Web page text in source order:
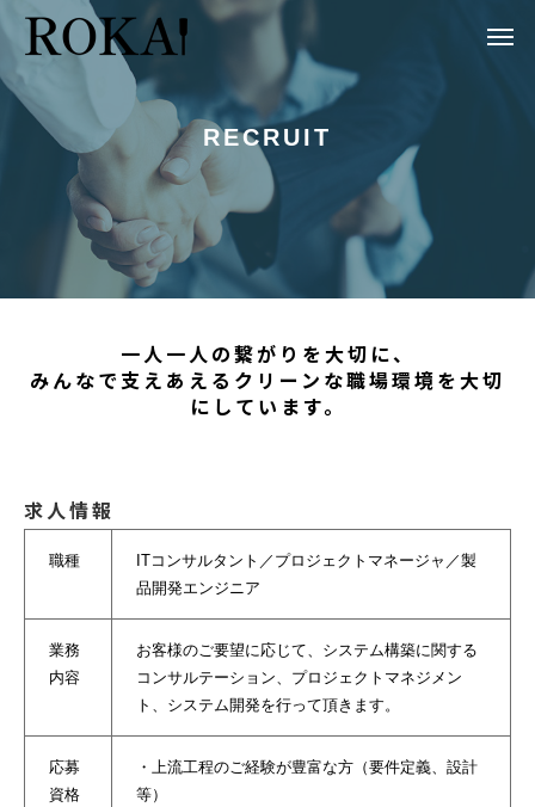
RECRUIT
一人一人の繋がりを大切に、
みんなで支えあえるクリーンな職場環境を大切
にしています。
求人情報
職種
ITコンサルタント／プロジェクトマネージャ／製
品開発エンジニア
業務
内容
お客様のご要望に応じて、システム構築に関する
コンサルテーション、プロジェクトマネジメン
ト、システム開発を行って頂きます。
応募
資格
・上流工程のご経験が豊富な方（要件定義、設計
等）